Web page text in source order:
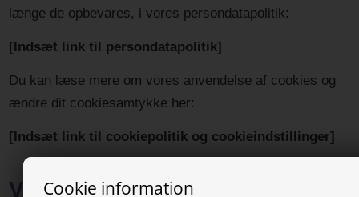
Cookie information
længe de opbevares, i vores persondatapolitik:
[Indsæt link til persondatapolitik]
Du kan læse mere om vores anvendelse af cookies og
ændre dit cookiesamtykke her:
[Indsæt link til cookiepolitik og cookieindstillinger]
Virksomhedsoplysninger